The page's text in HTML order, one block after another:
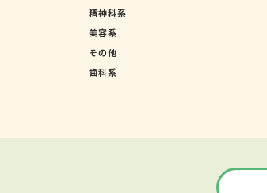
精神科系
美容系
その他
歯科系